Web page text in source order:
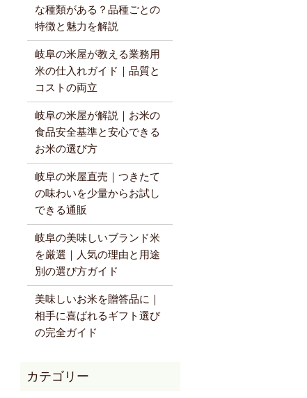
な種類がある？品種ごとの
特徴と魅力を解説
岐阜の米屋が教える業務用
米の仕入れガイド｜品質と
コストの両立
岐阜の米屋が解説｜お米の
食品安全基準と安心できる
お米の選び方
岐阜の米屋直売｜つきたて
の味わいを少量からお試し
できる通販
岐阜の美味しいブランド米
を厳選｜人気の理由と用途
別の選び方ガイド
美味しいお米を贈答品に｜
相手に喜ばれるギフト選び
の完全ガイド